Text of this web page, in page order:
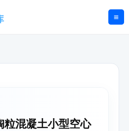
粒混凝土小型空心